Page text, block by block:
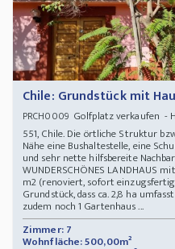
Chile: Grundstück mit
PRCH0009Golfplatz verkaufen -
551, Chile. Die örtliche Struktur
Nähe eine Bushaltestelle, eine
und sehr nette hilfsbereite
WUNDERSCHÖNES LANDHAUS
m2 (renoviert, sofort
Grundstück, dass ca. 2,8 ha
zudem noch 1 Gartenhaus ...
Zimmer: 7
Wohnfläche: 500,00m²